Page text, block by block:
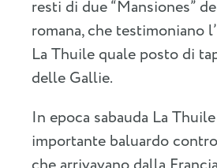
resti di due “Mansiones”
romana, che testimoniano
La Thuile quale posto di
delle Gallie.
In epoca sabauda La
importante baluardo